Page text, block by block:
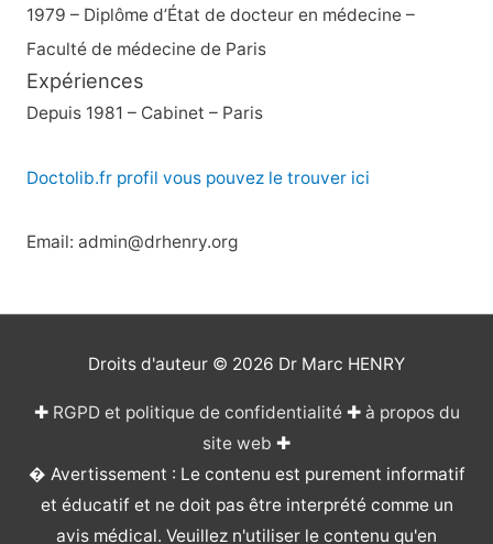
1979 – Diplôme d’État de docteur en médecine –
Faculté de médecine de Paris
Expériences
Depuis 1981 – Cabinet – Paris
Doctolib.fr profil vous pouvez le trouver ici
Email: admin@drhenry.org
Droits d'auteur © 2026 Dr Marc HENRY
✚ RGPD et politique de confidentialité✚ à propos du
site web ✚
� Avertissement : Le contenu est purement informatif
et éducatif et ne doit pas être interprété comme un
avis médical. Veuillez n'utiliser le contenu qu'en